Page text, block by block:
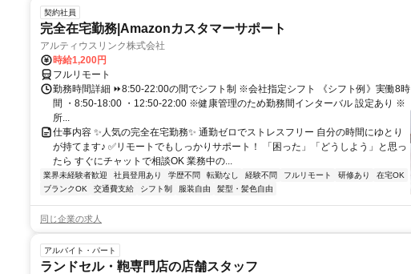
契約社員
完全在宅勤務|Amazonカスタマーサポート
アルティウスリンク株式会社
時給1,200円
フルリモート
勤務時間詳細 ⏩8:50-22:00の間でシフト制 ※会社指定シフト 《シフト例》実働8時
間 ・8:50-18:00 ・12:50-22:00 ※健康管理のため勤務間インターバル 設定あり ※
所...
仕事内容 ✨人気の完全在宅勤務✨ 通勤ゼロでストレスフリー 自分の時間にゆとり
が持てます♪ ✅リモートでもしっかりサポート！ 「困った」「どうしよう」と思っ
たら すぐにチャットで相談OK 業務中の...
業界未経験者歓迎 社員登用あり 学歴不問 転勤なし 経験不問 フルリモート 研修あり
在宅OK
ブランクOK
交通費支給 シフト制 服装自由 髪型・髪色自由
同じ企業の求人
アルバイト・パート
ランドセル・鞄専門店の店舗スタッフ